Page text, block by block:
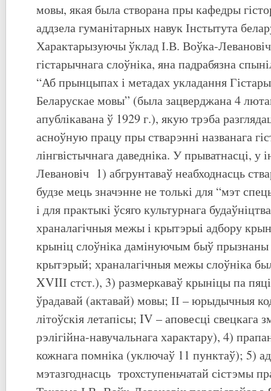
мовы, якая была створана пры кафедры
аддзела гуманітарных навук Інстытута
Характарызуючы ўклад І.В. Воўка-
гістарычнага слоўніка, яна падрабязна
“Аб прынцыпах і метадах укладання
Беларускае мовы” (была зацверджана 4
апублікавана ў 1929 г.), якую трэба
асноўную працу пры стварэнні названага
лінгвістычнага даведніка. У прыватнасці, у
Левановіч 1) абгрунтаваў неабходнасць
будзе мець значэнне не толькі для “мэт
і для практыкі ўсяго культурнага
храналагічныя межы і крытэрыі адбору
крыніц слоўніка дамінуючым быў
крытэрый; храналагічныя межы слоўніка
XVIIІ стст.), 3) размеркаваў крыніцы па
ўрадавай (актавай) мовы; ІІ – юрыдычныя
літоўскія летапісы; IV – аповесці свецкага
рэлігійна-навучальнага характару), 4)
кожнага помніка (уключаў 11 пунктаў); 5)
мэтазгоднасць трохступеньчатай сістэмы